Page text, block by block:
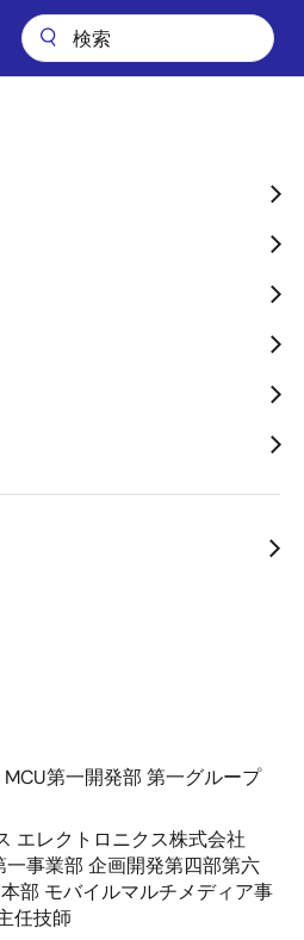
設計部 主任技師
第一開発部 第一グループ
レクトロニクス株式会社
一事業部 企画開発第四部第六
部 モバイルマルチメディア事
任技師